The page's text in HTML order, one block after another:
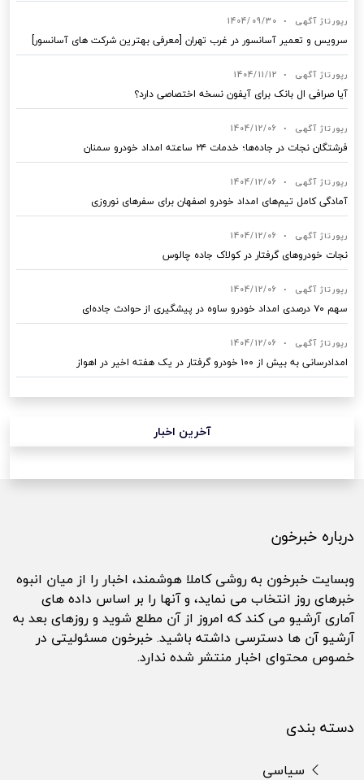
رپورتاژ آگهی •
1404/09/30
سرویس و تعمیر آسانسور در غرب تهران [معرفی بهترین شرکت های آسانسور]
رپورتاژ آگهی •
1404/11/12
آیا صرافی ال بانک برای آیفون نسخه اختصاصی دارد؟
رپورتاژ آگهی •
1404/12/06
فرشتگان نجات در جاده‌ها؛ خدمات ۲۴ ساعته امداد خودرو سمنان
رپورتاژ آگهی •
1404/12/06
آمادگی کامل تیم‌های امداد خودرو اصفهان برای سفرهای نوروزی
رپورتاژ آگهی •
1404/12/06
نجات خودروهای گرفتار در کولاک جاده چالوس
رپورتاژ آگهی •
1404/12/06
سهم ۷۰ درصدی امداد خودرو ساوه در پیشگیری از حوادث جاده‌ای
رپورتاژ آگهی •
1404/12/06
امدادرسانی به بیش از ۱۰۰ خودرو گرفتار در یک هفته اخیر در اهواز
آخرین اخبار
درباره خبرخون
وبسایت خبرخون به روشی کاملا هوشمند، اخبار را از میان انبوه
خبرهای روز انتخاب می نماید، و آنها را بر اساس داده های
آماری آرشیو می کند که امروز از آن مطلع شوید و روزهای بعد به
آرشیو آن ها دسترسی داشته باشید. خبرخون مسئولیتی در
خصوص محتوای اخبار منتشر شده ندارد.
دسته بندی
سیاسی